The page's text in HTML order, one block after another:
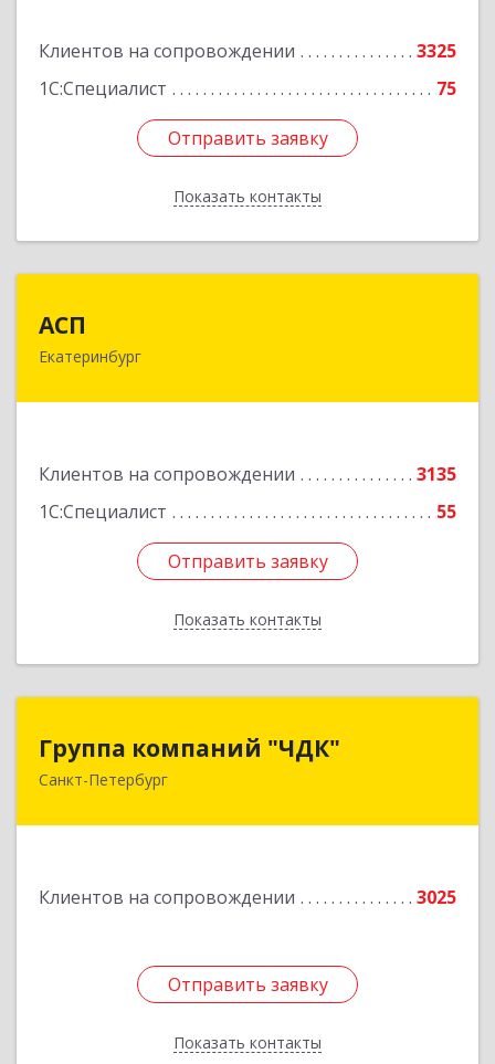
Клиентов на сопровождении
3325
1С:Специалист
75
Отправить заявку
Показать контакты
Отправить заявку
Назад
АСП
Екатеринбург
Клиентов на сопровождении
3135
1С:Специалист
55
Отправить заявку
Показать контакты
620075, Свердловская обл, Екатеринбург г,
Отправить заявку
Назад
Группа компаний "ЧДК"
Санкт-Петербург
Клиентов на сопровождении 3025
Отправить заявку
Показать контакты
Группа компаний "ЧДК"
191119, Санкт-Петербург г, вн.тер.г.
Подробнее
Отправить заявку
Назад